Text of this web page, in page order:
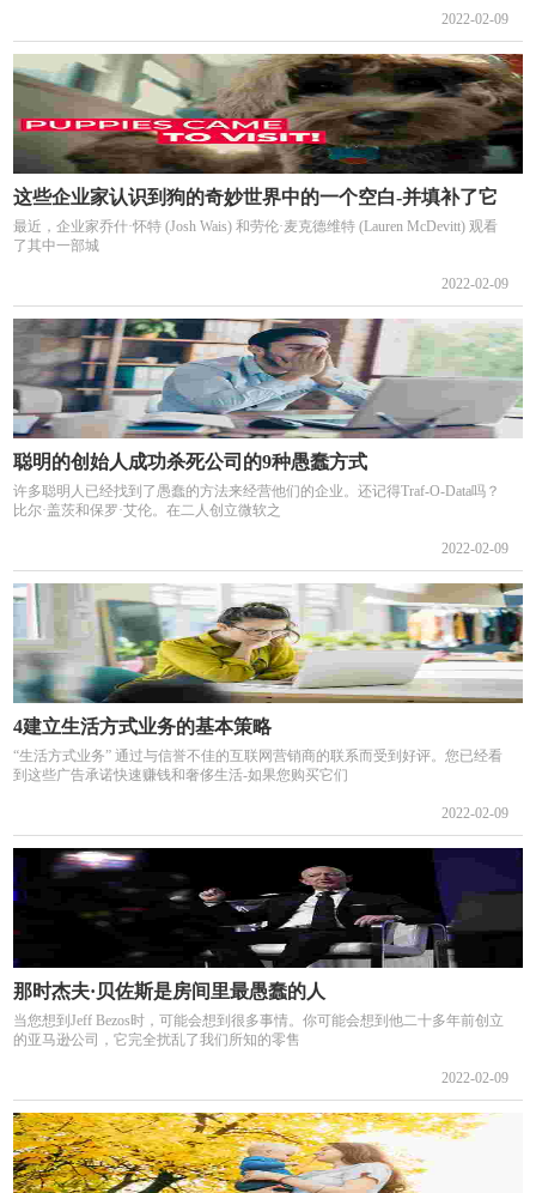
2022-02-09
这些企业家认识到狗的奇妙世界中的一个空白-并填补了它
最近，企业家乔什·怀特 (Josh Wais) 和劳伦·麦克德维特 (Lauren McDevitt) 观看
了其中一部城
2022-02-09
聪明的创始人成功杀死公司的9种愚蠢方式
许多聪明人已经找到了愚蠢的方法来经营他们的企业。还记得Traf-O-Data吗？
比尔·盖茨和保罗·艾伦。在二人创立微软之
2022-02-09
4建立生活方式业务的基本策略
“生活方式业务” 通过与信誉不佳的互联网营销商的联系而受到好评。您已经看
到这些广告承诺快速赚钱和奢侈生活-如果您购买它们
2022-02-09
那时杰夫·贝佐斯是房间里最愚蠢的人
当您想到Jeff Bezos时，可能会想到很多事情。你可能会想到他二十多年前创立
的亚马逊公司，它完全扰乱了我们所知的零售
2022-02-09